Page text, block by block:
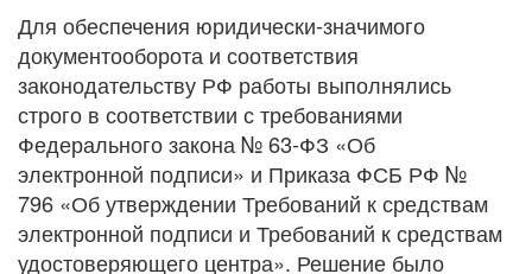
Для обеспечения юридически-значимого
документооборота и соответствия
законодательству РФ работы выполнялись
строго в соответствии с требованиями
Федерального закона № 63-ФЗ «Об
электронной подписи» и Приказа ФСБ РФ №
796 «Об утверждении Требований к средствам
электронной подписи и Требований к средствам
удостоверяющего центра». Решение было